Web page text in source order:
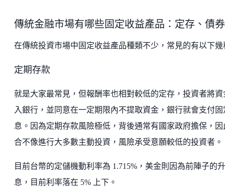
傳統金融市場有哪些固定收益產品：定存、債券
在傳統投資市場中固定收益產品種類不少，常見的有以下幾
定期存款
就是大家最常見，但報酬率也相對較低的定存，投資者將資
入銀行，並同意在一定期限內不提取資金，銀行就會支付固
息。因為定期存款風險極低，背後通常有國家政府擔保，因
合不像進行大多數主動投資，風險承受意願較低的投資者。
目前台幣的定儲機動利率為 1.715%，美金則因為前陣子的升
息，目前利率落在 5% 上下。